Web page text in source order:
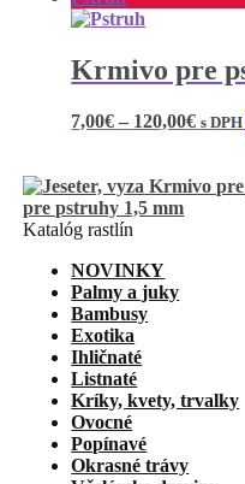
Krmivo pre
7,00€ – 120,00€Price
s DPH
Krmivo pre
pre pstruhy 1,5 mm
Katalóg rastlín
NOVINKY
Palmy a juky
Bambusy
Exotika
Ihličnaté
Listnaté
Kríky, kvety, trvalky
Ovocné
Popínavé
Okrasné trávy